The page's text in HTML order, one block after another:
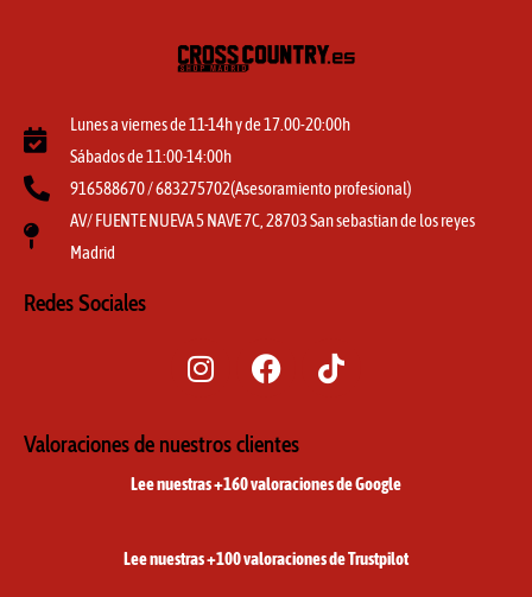
Lunes a viernes de 11-14h y de 17.00-20:00h
Sábados de 11:00-14:00h
916588670 / 683275702(Asesoramiento profesional)
AV/ FUENTE NUEVA 5 NAVE 7C, 28703 San sebastian de los reyes
Madrid
Redes Sociales
I
n
t
g
a
F
a
e
b
o
k
T
i
o
k
Valoraciones de nuestros clientes
Lee nuestras +160 valoraciones de Google
Lee nuestras +100 valoraciones de Trustpilot